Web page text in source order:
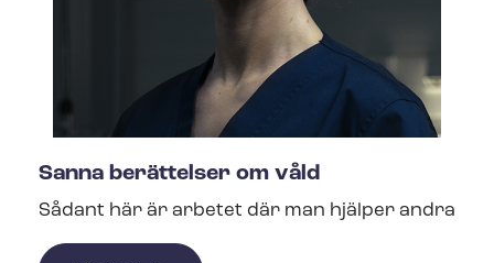
Sanna berättelser om våld
Sådant här är arbetet där man hjälper andra